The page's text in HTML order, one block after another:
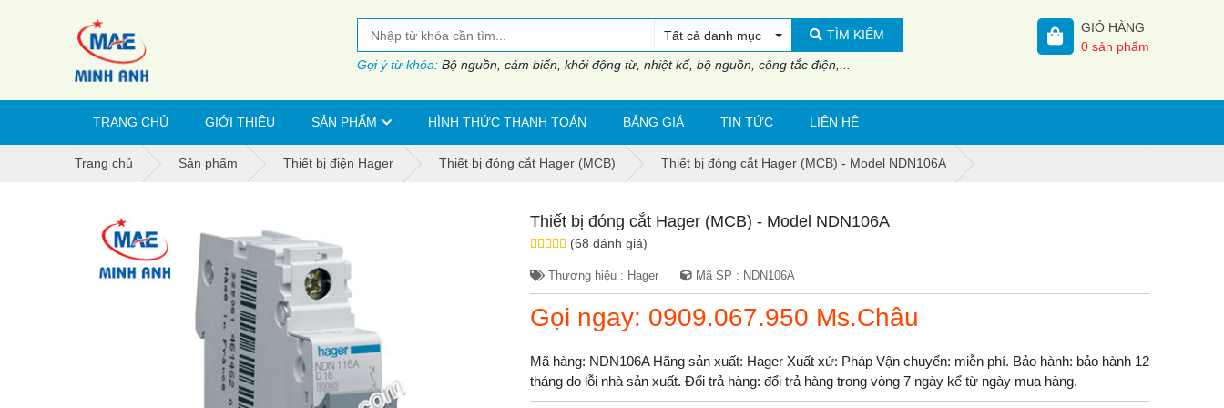
Tất cả danh mục TÌM KIẾM
Gợi ý từ khóa: Bộ nguồn, cảm biến, khởi động từ, nhiệt kế, bộ nguồn, công tắc điện,...
GIỎ HÀNG
0 sản phẩm
TRANG CHỦ GIỚI THIỆU SẢN PHẨM HÌNH THỨC THANH TOÁN BẢNG GIÁ TIN TỨC LIÊN HỆ
Trang chủ Sản phẩm Thiết bị điện Hager Thiết bị đóng cắt Hager (MCB) Thiết bị đóng cắt Hager (MCB) - Model NDN106A
Thiết bị đóng cắt Hager (MCB) - Model NDN106A
(68 đánh giá)
Thương hiệu : Hager Mã SP : NDN106A
Gọi ngay: 0909.067.950 Ms.Châu
Mã hàng: NDN106A Hãng sản xuất: Hager Xuất xứ: Pháp Vận chuyển: miễn phí. Bảo hành: bảo hành 12
tháng do lỗi nhà sản xuất. Đổi trả hàng: đổi trả hàng trong vòng 7 ngày kể từ ngày mua hàng.